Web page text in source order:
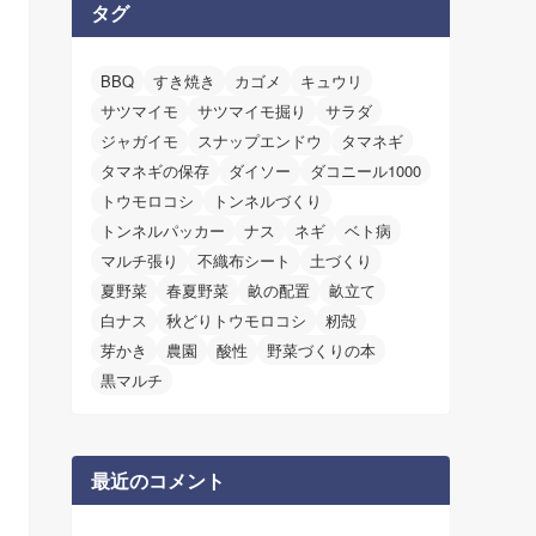
タグ
BBQ すき焼き カゴメ
キュウリ
サツマイモ
サツマイモ掘り
サラダ
ジャガイモ
スナップエンドウ
タマネギ
タマネギの保存
ダイソー
ダコニール1000
トウモロコシ
トンネルづくり
トンネルパッカー
ナス ネギ
ベト病
マルチ張り
不織布シート
土づくり
夏野菜
春夏野菜 畝の配置
畝立て
白ナス
秋どりトウモロコシ
籾殻
芽かき
農園 酸性
野菜づくりの本
黒マルチ
最近のコメント